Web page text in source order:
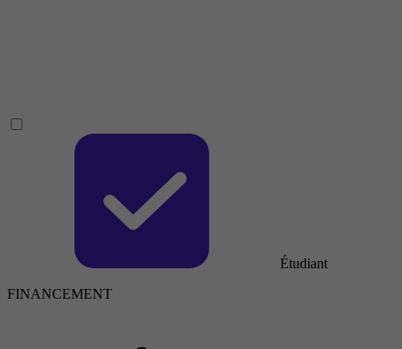
Étudiant
FINANCEMENT